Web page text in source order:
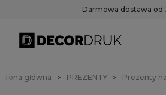
Darmowa dostawa od
główna PREZENTY Prezenty